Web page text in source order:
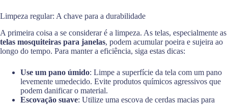
Limpeza regular: A chave para a durabilidade
A primeira coisa a se considerar é a limpeza. As telas, especialmente as
telas mosquiteiras para janelas, podem acumular poeira e sujeira ao
longo do tempo. Para manter a eficiência, siga estas dicas:
Use um pano úmido: Limpe a superfície da tela com um pano
levemente umedecido. Evite produtos químicos agressivos que
podem danificar o material.
Escovação suave: Utilize uma escova de cerdas macias para